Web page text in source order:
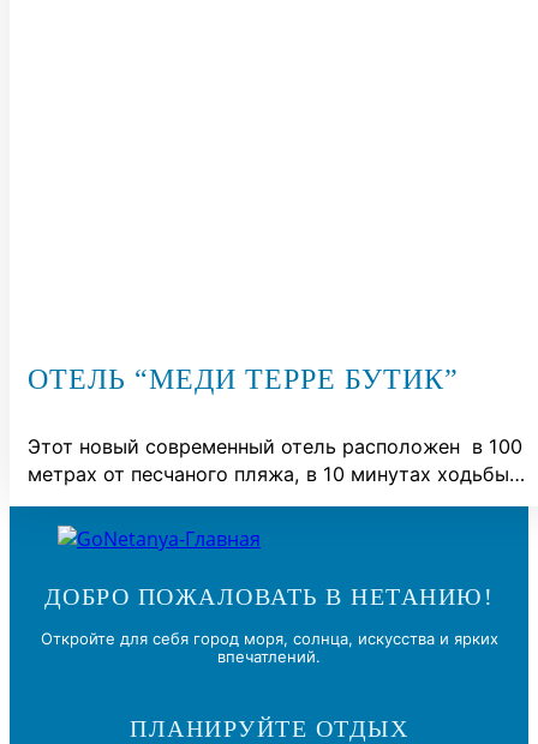
ОТЕЛЬ “МЕДИ ТЕРРЕ БУТИК”
Этот новый современный отель расположен в 100
метрах от песчаного пляжа, в 10 минутах ходьбы…
ДОБРО ПОЖАЛОВАТЬ В НЕТАНИЮ!
Откройте для себя город моря, солнца, искусства и ярких
впечатлений.
ПЛАНИРУЙТЕ ОТДЫХ